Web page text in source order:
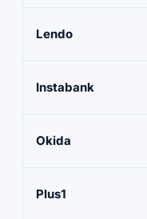
Lendo
Instabank
Okida
Plus1